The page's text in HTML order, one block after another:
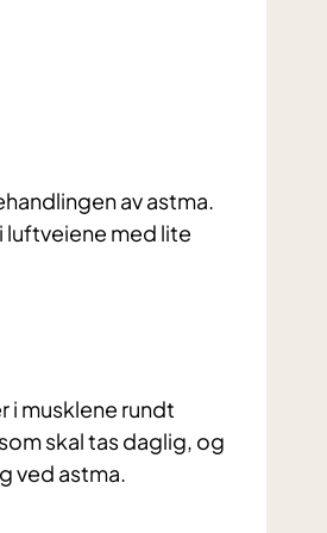
av astma.
luftveiene med lite
musklene rundt
skal tas daglig, og
ved astma.